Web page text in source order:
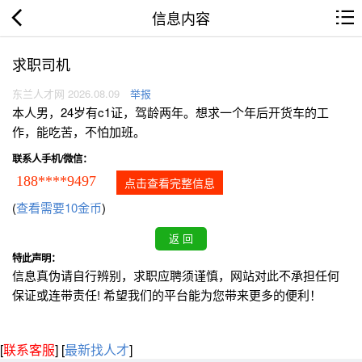
信息内容
求职司机
东兰人才网 2026.08.09 举报
本人男，24岁有c1证，驾龄两年。想求一个年后开货车的工
作，能吃苦，不怕加班。
联系人手机/微信：
188****9497 点击查看完整信息
(查看需要10金币)
特此声明：
信息真伪请自行辨别，求职应聘须谨慎，网站对此不承担任何
保证或连带责任! 希望我们的平台能为您带来更多的便利！
[联系客服] [最新找人才]